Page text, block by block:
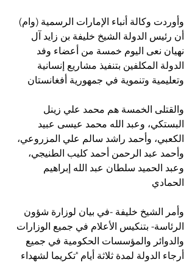
وأوردت وكالة أنباء الإمارات الرسمية (وام)
أن رئيس الدولة الشيخ خليفة بن زايد آل
نهيان نعى اليوم خمسة من أعضاء وفد
الدولة المكلفين بتنفيذ مشاريع إنسانية
وتعليمية وتنموية في جمهورية أفغانستان
والقتلى الخمسة هم محمد علي زينل
البستكي، وعبد الله محمد عيسى عبيد
الكعبي، وأحمد راشد سالم علي المزروعي،
وأحمد عبد الرحمن أحمد كليب الطنيجي،
وعبد الحميد سلطان عبد الله إبراهيم
الحمادي
وأمر الشيخ خليفة -في بيان لوزارة شؤون
الرئاسة- بتنكيس الأعلام في جميع الوزارات
والدوائر والمؤسسات الحكومية في جميع
أرجاء الدولة لمدة ثلاثة أيام "تكريما لشهداء